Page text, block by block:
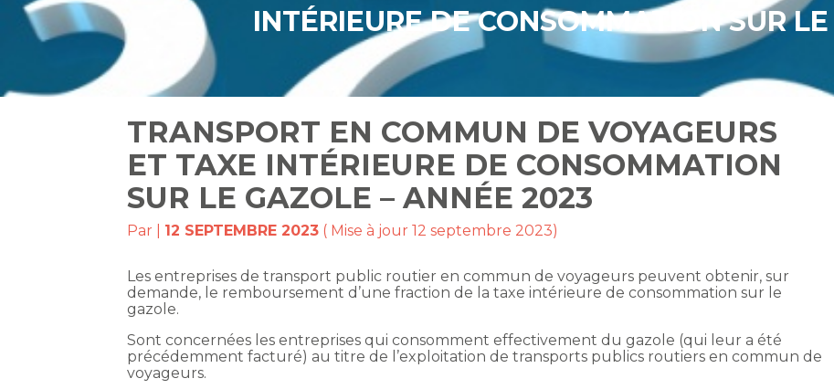
INTÉRIEURE DE CONSOMMATION SUR
ANNÉE 2023
TRANSPORT EN COMMUN DE VOYAGEURS
ET TAXE INTÉRIEURE DE CONSOMMATION
SUR LE GAZOLE – ANNÉE 2023
Par 12 SEPTEMBRE 2023 ( Mise à jour 12 septembre 2023)
Les entreprises de transport public routier en commun de voyageurs peuvent obtenir, sur
demande, le remboursement d’une fraction de la taxe intérieure de consommation sur le
gazole.
Sont concernées les entreprises qui consomment effectivement du gazole (qui leur a été
précédemment facturé) au titre de l’exploitation de transports publics routiers en commun de
voyageurs.